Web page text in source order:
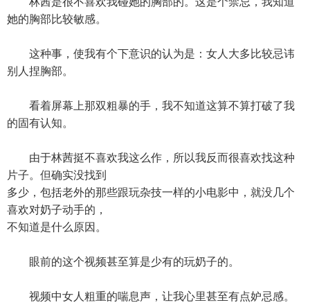
她的胸部比较敏感。
这种事，使我有个下意识的认为是：女人大多比较忌讳
别人捏胸部。
看着屏幕上那双粗暴的手，我不知道这算不算打破了我
的固有认知。
由于林茜挺不喜欢我这么作，所以我反而很喜欢找这种
片子。但确实没找到
多少，包括老外的那些跟玩杂技一样的小电影中，就没几个
喜欢对奶子动手的，
不知道是什么原因。
眼前的这个视频甚至算是少有的玩奶子的。
视频中女人粗重的喘息声，让我心里甚至有点妒忌感。